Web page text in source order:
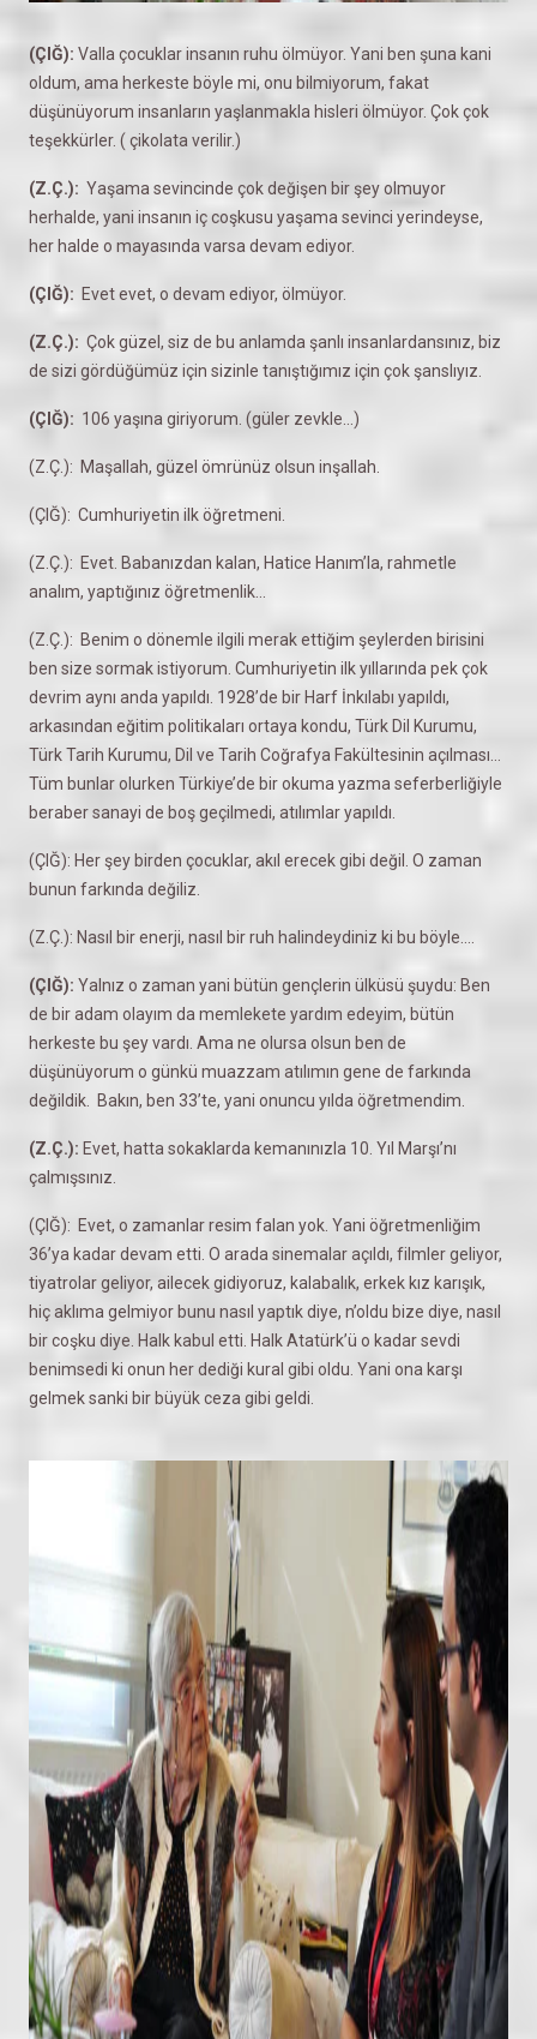
(ÇIĞ): Valla çocuklar insanın ruhu ölmüyor. Yani ben şuna kani
oldum, ama herkeste böyle mi, onu bilmiyorum, fakat
düşünüyorum insanların yaşlanmakla hisleri ölmüyor. Çok çok
teşekkürler. ( çikolata verilir.)
(Z.Ç.): Yaşama sevincinde çok değişen bir şey olmuyor
herhalde, yani insanın iç coşkusu yaşama sevinci yerindeyse,
her halde o mayasında varsa devam ediyor.
(ÇIĞ): Evet evet, o devam ediyor, ölmüyor.
(Z.Ç.): Çok güzel, siz de bu anlamda şanlı insanlardansınız, biz
de sizi gördüğümüz için sizinle tanıştığımız için çok şanslıyız.
(ÇIĞ): 106 yaşına giriyorum. (güler zevkle…)
(Z.Ç.): Maşallah, güzel ömrünüz olsun inşallah.
(ÇIĞ): Cumhuriyetin ilk öğretmeni.
(Z.Ç.): Evet. Babanızdan kalan, Hatice Hanım’la, rahmetle
analım, yaptığınız öğretmenlik…
(Z.Ç.): Benim o dönemle ilgili merak ettiğim şeylerden birisini
ben size sormak istiyorum. Cumhuriyetin ilk yıllarında pek çok
devrim aynı anda yapıldı. 1928’de bir Harf İnkılabı yapıldı,
arkasından eğitim politikaları ortaya kondu, Türk Dil Kurumu,
Türk Tarih Kurumu, Dil ve Tarih Coğrafya Fakültesinin açılması…
Tüm bunlar olurken Türkiye’de bir okuma yazma seferberliğiyle
beraber sanayi de boş geçilmedi, atılımlar yapıldı.
(ÇIĞ): Her şey birden çocuklar, akıl erecek gibi değil. O zaman
bunun farkında değiliz.
(Z.Ç.): Nasıl bir enerji, nasıl bir ruh halindeydiniz ki bu böyle….
(ÇIĞ): Yalnız o zaman yani bütün gençlerin ülküsü şuydu: Ben
de bir adam olayım da memlekete yardım edeyim, bütün
herkeste bu şey vardı. Ama ne olursa olsun ben de
düşünüyorum o günkü muazzam atılımın gene de farkında
değildik. Bakın, ben 33’te, yani onuncu yılda öğretmendim.
(Z.Ç.): Evet, hatta sokaklarda kemanınızla 10. Yıl Marşı’nı
çalmışsınız.
(ÇIĞ): Evet, o zamanlar resim falan yok. Yani öğretmenliğim
36’ya kadar devam etti. O arada sinemalar açıldı, filmler geliyor,
tiyatrolar geliyor, ailecek gidiyoruz, kalabalık, erkek kız karışık,
hiç aklıma gelmiyor bunu nasıl yaptık diye, n’oldu bize diye, nasıl
bir coşku diye. Halk kabul etti. Halk Atatürk’ü o kadar sevdi
benimsedi ki onun her dediği kural gibi oldu. Yani ona karşı
gelmek sanki bir büyük ceza gibi geldi.